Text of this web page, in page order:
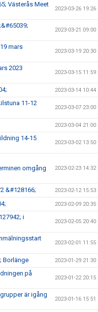
Västerås Meet
2023-03-26 19:26
2023-03-21 09:00
mars
2023-03-19 20:30
2023
2023-03-15 11:59
2023-03-14 10:44
11-12
2023-03-07 23:00
2023-03-04 21:00
14-15
2023-03-02 13:50
omgång
2023-02-23 14:32
&#128166; 2023-02-12 15:53
2023-02-09 20:35
i
2023-02-05 20:40
2023-02-01 11:55
Borlänge 2023-01-29 21:30
på
2023-01-22 20:15
är igång
2023-01-16 15:51